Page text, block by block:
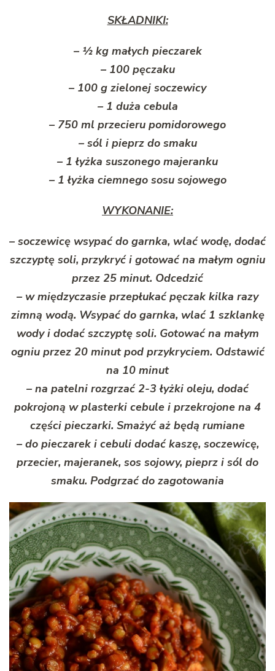
SKŁADNIKI:
– ½ kg małych pieczarek
– 100 pęczaku
– 100 g zielonej soczewicy
– 1 duża cebula
– 750 ml przecieru pomidorowego
– sól i pieprz do smaku
– 1 łyżka suszonego majeranku
– 1 łyżka ciemnego sosu sojowego
WYKONANIE:
– soczewicę wsypać do garnka, wlać wodę, dodać
szczyptę soli, przykryć i gotować na małym ogniu
przez 25 minut. Odcedzić
– w międzyczasie przepłukać pęczak kilka razy
zimną wodą. Wsypać do garnka, wlać 1 szklankę
wody i dodać szczyptę soli. Gotować na małym
ogniu przez 20 minut pod przykryciem. Odstawić
na 10 minut
– na patelni rozgrzać 2-3 łyżki oleju, dodać
pokrojoną w plasterki cebule i przekrojone na 4
części pieczarki. Smażyć aż będą rumiane
– do pieczarek i cebuli dodać kaszę, soczewicę,
przecier, majeranek, sos sojowy, pieprz i sól do
smaku. Podgrzać do zagotowania